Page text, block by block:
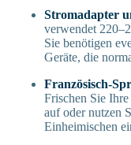
Stromadapter
verwendet
Sie benötigen
Geräte, die
Französisch-
Frischen Sie
auf oder nutzen
Einheimischen